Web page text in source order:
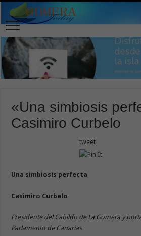
«Una simbiosis
Casimiro Curbelo
tweet
Una simbiosis perfecta
Casimiro Curbelo
Presidente del Cabildo de La Gomera y
Parlamento de Canarias